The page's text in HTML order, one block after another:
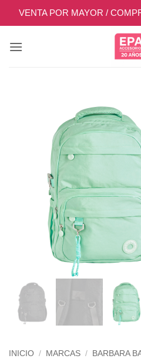
VENTA POR MAYOR /
INICIO / MARCAS / BARBARA